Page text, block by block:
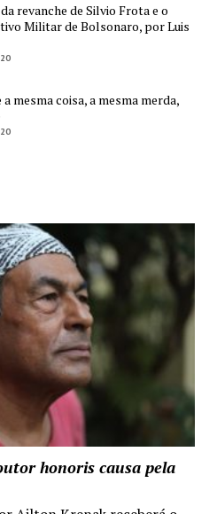
revanche de Silvio Frota e o
Militar de Bolsonaro, por Luis
mesma coisa, a mesma merda,
honoris causa pela